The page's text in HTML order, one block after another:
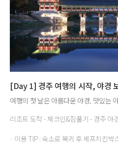
[Day 1] 경주 여행의 시작, 야경
여행의 첫 날은 아름다운 야경, 맛있는
리조트 도착 - 체크인&짐풀기 - 경주 야
· 이용 TIP : 숙소로 복귀 후 셰프치킨